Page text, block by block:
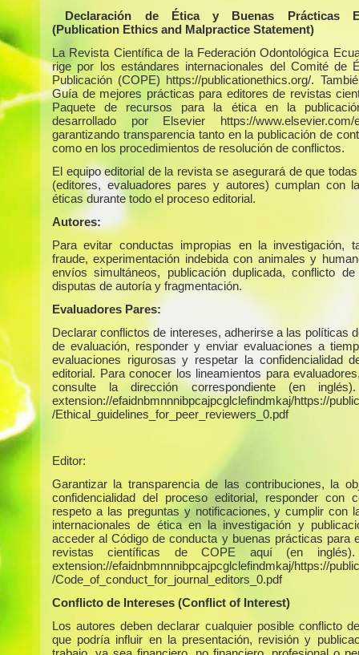
Declaración de Ética y Buenas Prácticas
(Publication Ethics and Malpractice Statement)
La Revista Científica de la Federación Odontológica
rige por los estándares internacionales del Comité de
Publicación (COPE) https://publicationethics.org/.
Guía de mejores prácticas para editores de revistas
Paquete de recursos para la ética en la
desarrollado por Elsevier https://www.elsevier.com/
garantizando transparencia tanto en la publicación de
como en los procedimientos de resolución de conflictos.
El equipo editorial de la revista se asegurará de que
(editores, evaluadores pares y autores) cumplan con
éticas durante todo el proceso editorial.
Autores:
Para evitar conductas impropias en la investigación,
fraude, experimentación indebida con animales y
envíos simultáneos, publicación duplicada, conflicto de
disputas de autoría y fragmentación.
Evaluadores Pares:
Declarar conflictos de intereses, adherirse a las políticas
de evaluación, responder y enviar evaluaciones a
evaluaciones rigurosas y respetar la confidencialidad
editorial. Para conocer los lineamientos para
consulte la dirección correspondiente (en
extension://efaidnbmnnnibpcajpcglclefindmkaj/https://
/Ethical_guidelines_for_peer_reviewers_0.pdf
Editor:
Garantizar la transparencia de las contribuciones, la
confidencialidad del proceso editorial, responder con
respeto a las preguntas y notificaciones, y cumplir con
internacionales de ética en la investigación y
acceder al Código de conducta y buenas prácticas para
revistas científicas de COPE aquí (en inglés).
extension://efaidnbmnnnibpcajpcglclefindmkaj/https://
/Code_of_conduct_for_journal_editors_0.pdf
Conflicto de Intereses (Conflict of Interest)
Los autores deben declarar cualquier posible conflicto
que podría influir en la presentación, revisión y